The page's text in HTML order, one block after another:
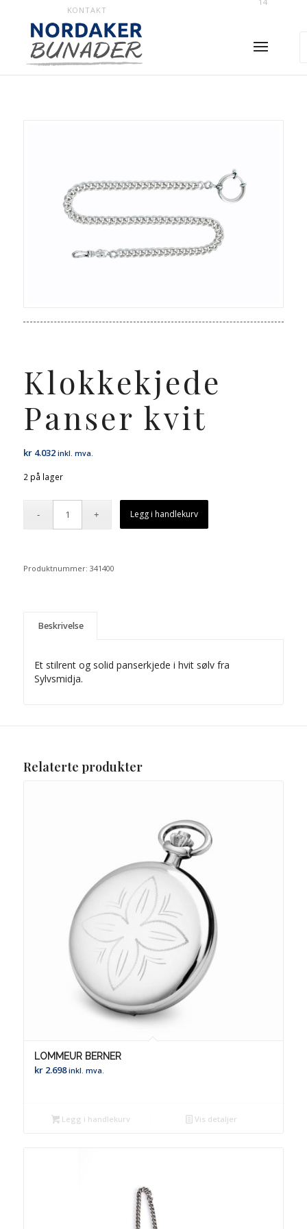
KONTAKT
Klokkekjede
Panser kvit
kr4.032 inkl. mva.
2 på lager
Legg i handlekurv
Produktnummer: 341400
Beskrivelse
Et stilrent og solid panserkjede i hvit sølv fra
Sylvsmidja.
Relaterte produkter
LOMMEUR BERNER
kr2.698 inkl. mva.
Legg i handlekurv Vis detaljer